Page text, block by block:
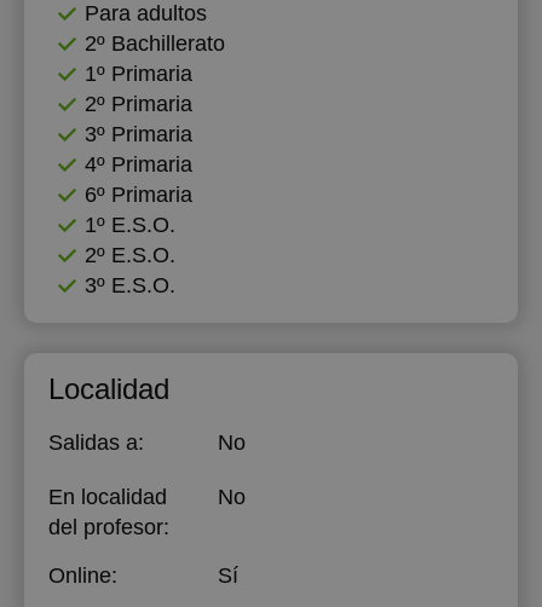
Para adultos
2º Bachillerato
1º Primaria
2º Primaria
3º Primaria
4º Primaria
6º Primaria
1º E.S.O.
2º E.S.O.
3º E.S.O.
Localidad
Salidas a: No
En localidad
del profesor:
No
Online: Sí